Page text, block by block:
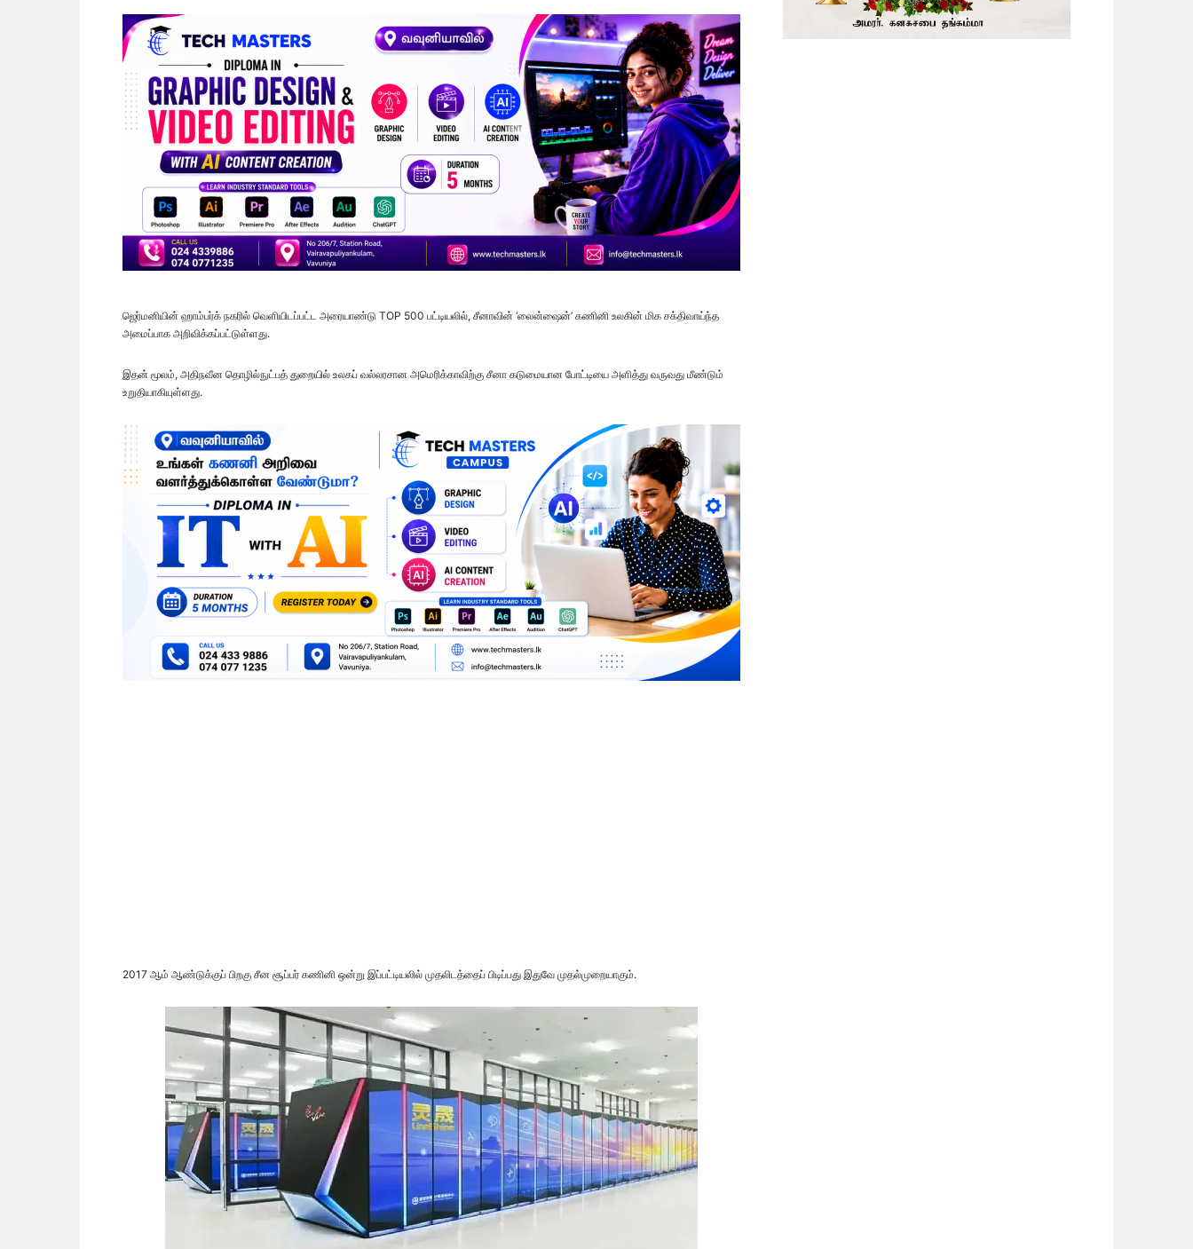
ஜெர்மனியின் ஹாம்பர்க் நகரில் வெளியிடப்பட்ட அரையாண்டு TOP 500 பட்டியலில், சீனாவின் ‘லைன்ஷைன்’ கணினி உலகின் மிக சக்திவாய்ந்த
அமைப்பாக அறிவிக்கப்பட்டுள்ளது.
இதன் மூலம், அதிநவீன தொழில்நுட்பத் துறையில் உலகப் வல்லரசான அமெரிக்காவிற்கு சீனா கடுமையான போட்டியை அளித்து வருவது மீண்டும்
உறுதியாகியுள்ளது.
2017 ஆம் ஆண்டுக்குப் பிறகு சீன சூப்பர் கணினி ஒன்று இப்பட்டியலில் முதலிடத்தைப் பிடிப்பது இதுவே முதல்முறையாகும்.